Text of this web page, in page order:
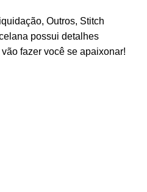
, Outros, Stitch
possui detalhes
fazer você se apaixonar!